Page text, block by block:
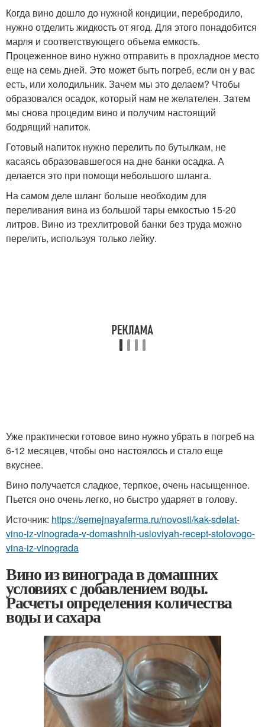
Когда вино дошло до нужной кондиции, перебродило,
нужно отделить жидкость от ягод. Для этого понадобится
марля и соответствующего объема емкость.
Процеженное вино нужно отправить в прохладное место
еще на семь дней. Это может быть погреб, если он у вас
есть, или холодильник. Зачем мы это делаем? Чтобы
образовался осадок, который нам не желателен. Затем
мы снова процедим вино и получим настоящий
бодрящий напиток.
Готовый напиток нужно перелить по бутылкам, не
касаясь образовавшегося на дне банки осадка. А
делается это при помощи небольшого шланга.
На самом деле шланг больше необходим для
переливания вина из большой тары емкостью 15-20
литров. Вино из трехлитровой банки без труда можно
перелить, используя только лейку.
Уже практически готовое вино нужно убрать в погреб на
6-12 месяцев, чтобы оно настоялось и стало еще
вкуснее.
Вино получается сладкое, терпкое, очень насыщенное.
Пьется оно очень легко, но быстро ударяет в голову.
Источник: https://semejnayaferma.ru/novosti/kak-sdelat-
vino-iz-vinograda-v-domashnih-usloviyah-recept-stolovogo-
vina-iz-vinograda
Вино из винограда в домашних
условиях с добавлением воды.
Расчеты определения количества
воды и сахара